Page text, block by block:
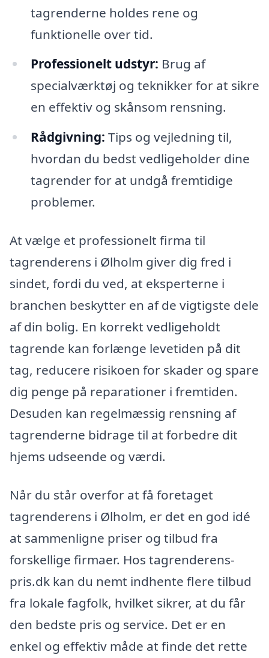
tagrenderne holdes rene og
funktionelle over tid.
Professionelt udstyr: Brug af
specialværktøj og teknikker for at sikre
en effektiv og skånsom rensning.
Rådgivning: Tips og vejledning til,
hvordan du bedst vedligeholder dine
tagrender for at undgå fremtidige
problemer.
At vælge et professionelt firma til
tagrenderens i Ølholm giver dig fred i
sindet, fordi du ved, at eksperterne i
branchen beskytter en af de vigtigste dele
af din bolig. En korrekt vedligeholdt
tagrende kan forlænge levetiden på dit
tag, reducere risikoen for skader og spare
dig penge på reparationer i fremtiden.
Desuden kan regelmæssig rensning af
tagrenderne bidrage til at forbedre dit
hjems udseende og værdi.
Når du står overfor at få foretaget
tagrenderens i Ølholm, er det en god idé
at sammenligne priser og tilbud fra
forskellige firmaer. Hos tagrenderens-
pris.dk kan du nemt indhente flere tilbud
fra lokale fagfolk, hvilket sikrer, at du får
den bedste pris og service. Det er en
enkel og effektiv måde at finde det rette